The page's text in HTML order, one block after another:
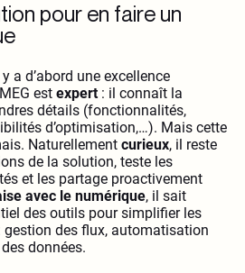
pour en faire un
a d’abord une excellence
est expert: il connaît la
détails (fonctionnalités,
d’optimisation,…). Mais cette
Naturellement curieux, il reste
de la solution, teste les
et les partage proactivement
avec le numérique, il sait
des outils pour simplifier les
gestion des flux, automatisation
données.